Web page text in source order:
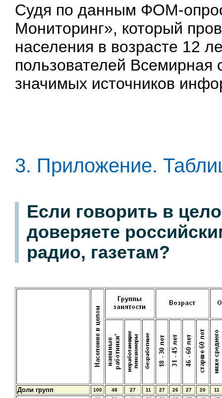
Судя по данным ФОМ-
Мониторинг», который
населения в возрасте 12
пользователей Всемирная
значимых источников
3. Приложение.
Если говорить в
доверяете
радио, газетам?
Доли групп 100 48 27 11 27 26 27 20 11